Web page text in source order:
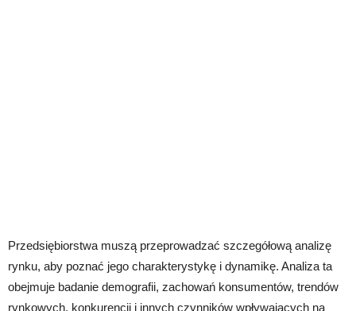
Przedsiębiorstwa muszą przeprowadzać szczegółową analizę
rynku, aby poznać jego charakterystykę i dynamikę. Analiza ta
obejmuje badanie demografii, zachowań konsumentów, trendów
rynkowych, konkurencji i innych czynników wpływających na